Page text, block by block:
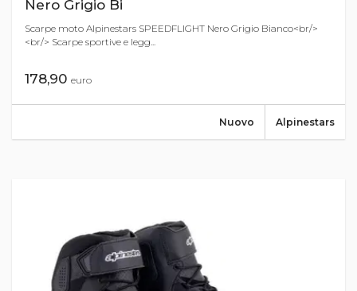
Nero Grigio Bi
Scarpe moto Alpinestars SPEEDFLIGHT Nero Grigio Bianco<br/>
<br/> Scarpe sportive e legg...
178,90 euro
Alpinestars
Nuovo